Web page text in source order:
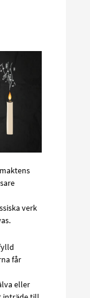
verk
får
eller